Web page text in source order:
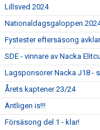
Lillsved 2024
Nationaldagsgaloppen
Fystester eftersäsong
SDE - vinnare av Nacka
Lagsponsorer Nacka J18 -
Årets kaptener 23/24
Äntligen is!!!
Försäsong del 1 - klar!